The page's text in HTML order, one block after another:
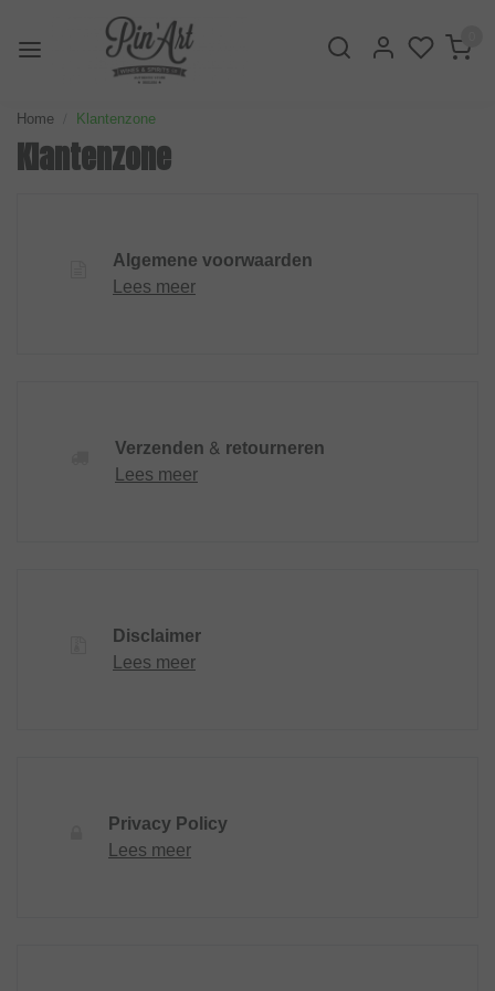
Home Klantenzone
Klantenzone
Algemene voorwaarden
Lees meer
Verzenden & retourneren
Lees meer
Disclaimer
Lees meer
Privacy Policy
Lees meer